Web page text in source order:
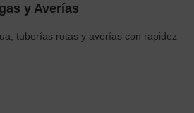
y Averías
tuberías rotas y averías con rapidez